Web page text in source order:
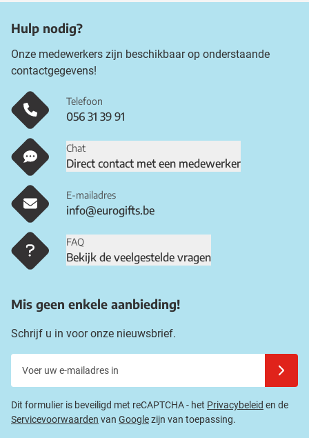
Hulp nodig?
Onze medewerkers zijn beschikbaar op onderstaande
contactgegevens!
Telefoon
056 31 39 91
Chat
Direct contact met een medewerker
E-mailadres
info@eurogifts.be
FAQ
Bekijk de veelgestelde vragen
Mis geen enkele aanbieding!
Schrijf u in voor onze nieuwsbrief.
Dit formulier is beveiligd met reCAPTCHA - het Privacybeleid en de
Servicevoorwaarden van Googlezijn van toepassing.